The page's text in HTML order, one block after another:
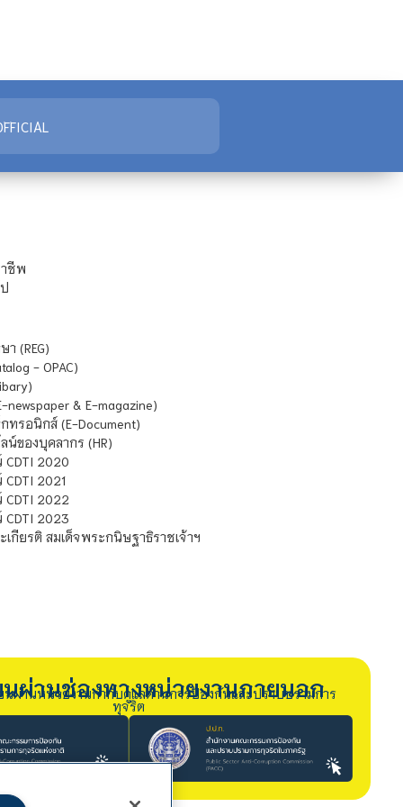
าชีพ
(REG)
- OPAC)
& E-magazine)
ทรอนิกส์ (E-Document)
น์ของบุคลากร (HR)
2020
2021
2022
2023
กียรติ สมเด็จพระกนิษฐาธิราชเจ้าฯ
นผ่านช่องทางหน่วยงานภายนอก
นผ่านหน่วยงานกำกับดูแลด้านการป้องกันและปราบปรามการ
ทุจริต